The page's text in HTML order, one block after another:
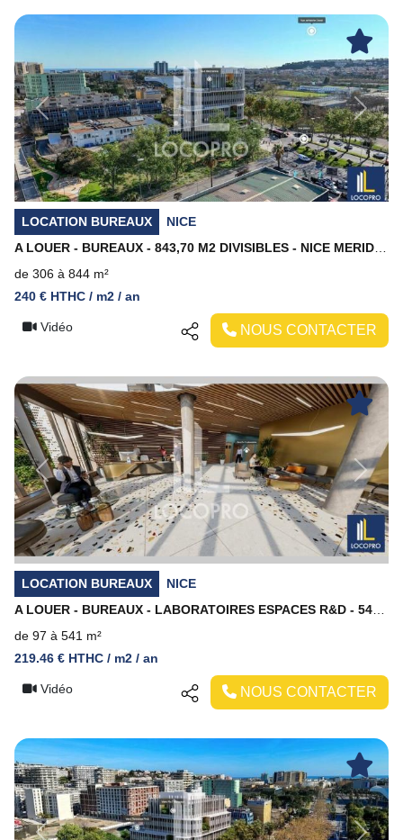
Previous Next
LOCATION BUREAUX
NICE
de 306 à 844 m²
240 € HTHC / m2 / an
Vidéo NOUS CONTACTER
Previous Next
LOCATION BUREAUX
NICE
de 97 à 541 m²
219.46 € HTHC / m2 / an
Vidéo NOUS CONTACTER